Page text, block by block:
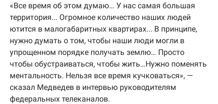
«Все время об этом думаю… У нас самая большая
территория... Огромное количество наших людей
ютится в малогабаритных квартирах... В принципе,
нужно думать о том, чтобы наши люди могли в
упрощенном порядке получать землю… Просто
чтобы обустраиваться, чтобы жить…Нужно поменять
ментальность. Нельзя все время кучковаться», —
сказал Медведев в интервью руководителям
федеральных телеканалов.